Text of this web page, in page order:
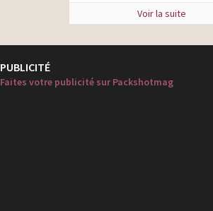
Voir la suite
PUBLICITÉ
Faites votre publicité sur Packshotmag